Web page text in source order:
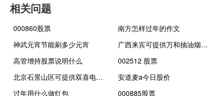
相关问题
000860股票
南方怎样过年的作文
神武元宵节能刷多少元宵
广西来宾可提供万和抽油烟机维修服务地址在哪
高管增持股票说明什么
002512 股票
北京石景山区可提供双喜电压力锅维修服务地址在哪
安道麦a今日股价
过年用什么做红包
000885股票